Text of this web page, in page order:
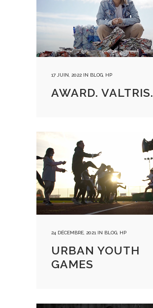
17 JUIN, 2022 IN BLOG HP
AWARD. VALTRIS.
24 DÉCEMBRE, 2021 IN BLOG HP
URBAN YOUTH
GAMES